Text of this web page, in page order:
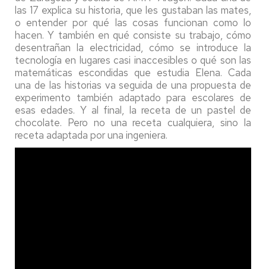
las 17 explica su historia, que les gustaban las mates,
o entender por qué las cosas funcionan como lo
hacen. Y también en qué consiste su trabajo, cómo
desentrañan la electricidad, cómo se introduce la
tecnología en lugares casi inaccesibles o qué son las
matemáticas escondidas que estudia Elena. Cada
una de las historias va seguida de una propuesta de
experimento también adaptado para escolares de
esas edades. Y al final, la receta de un pastel de
chocolate. Pero no una receta cualquiera, sino la
receta adaptada por una ingeniera.